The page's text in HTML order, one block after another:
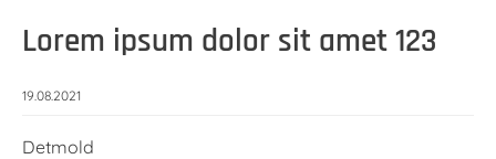
Lorem ipsum dolor sit amet 123
19.08.2021
Detmold